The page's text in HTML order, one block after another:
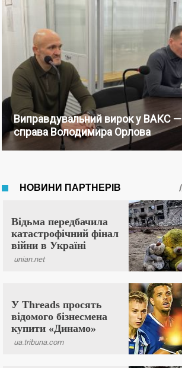
Виправдувальний вирок у ВАКС —
справа Володимира Орлова